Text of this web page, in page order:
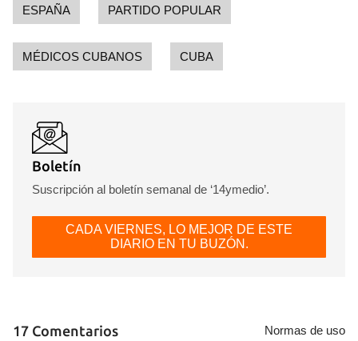
ESPAÑA PARTIDO POPULAR
MÉDICOS CUBANOS CUBA
Boletín
Suscripción al boletín semanal de ‘14ymedio’.
CADA VIERNES, LO MEJOR DE ESTE
DIARIO EN TU BUZÓN.
17 Comentarios Normas de uso